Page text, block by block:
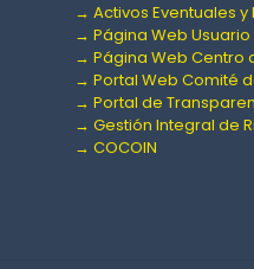
→ Activos Eventuales y
→ Página Web Usuario
→ Página Web Centro
→ Portal Web Comité
→ Portal de
→ Gestión Integral de
→ COCOIN